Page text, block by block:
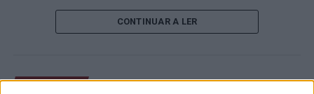
de um lugar no quadro principal. A cerimónia de
abertura contou com a presença do presidente da
início de uma competição que voltou a colocar o
CONTINUAR A LER
ATUALIDADE